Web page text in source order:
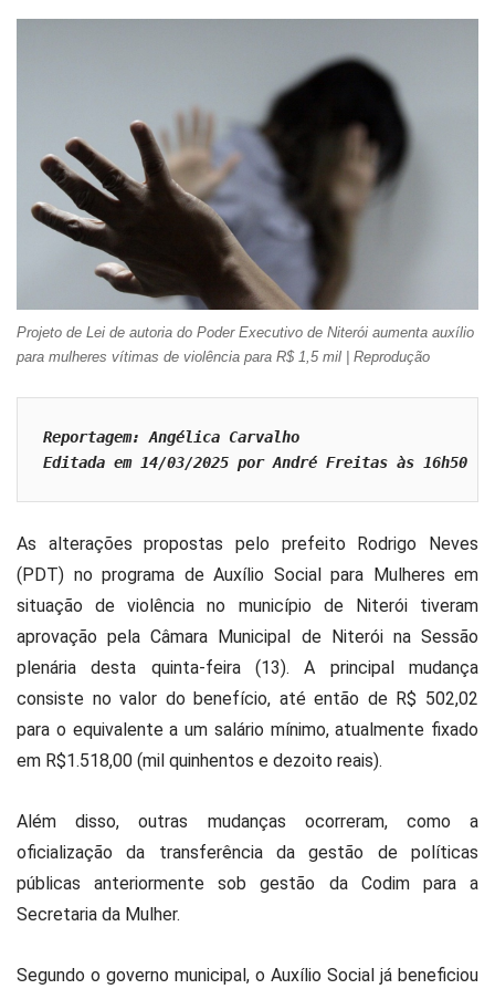
Projeto de Lei de autoria do Poder Executivo de Niterói aumenta auxílio
para mulheres vítimas de violência para R$ 1,5 mil | Reprodução
Reportagem: Angélica Carvalho
Editada em 14/03/2025 por André Freitas às 16h50
As alterações propostas pelo prefeito Rodrigo Neves
(PDT) no programa de Auxílio Social para Mulheres em
situação de violência no município de Niterói tiveram
aprovação pela Câmara Municipal de Niterói na Sessão
plenária desta quinta-feira (13). A principal mudança
consiste no valor do benefício, até então de R$ 502,02
para o equivalente a um salário mínimo, atualmente fixado
em R$1.518,00 (mil quinhentos e dezoito reais).
Além disso, outras mudanças ocorreram, como a
oficialização da transferência da gestão de políticas
públicas anteriormente sob gestão da Codim para a
Secretaria da Mulher.
Segundo o governo municipal, o Auxílio Social já beneficiou